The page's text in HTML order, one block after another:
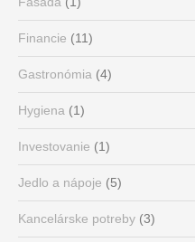
Financie (11)
Gastronómia (4)
Hygiena (1)
Investovanie (1)
Jedlo a nápoje (5)
Kancelárske potreby (3)